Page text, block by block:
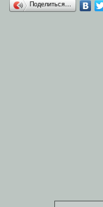
Поделиться…